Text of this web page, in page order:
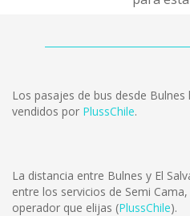
Los pasajes de bus desde Bulnes
vendidos por PlussChile.
La distancia entre Bulnes y El
entre los servicios de Semi
operador que elijas (PlussChile).